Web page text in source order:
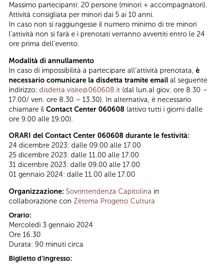
Massimo partecipanti: 20 persone (minori + accompagnatori).
Attività consigliata per minori dai 5 ai 10 anni.
In caso non si raggiungesse il numero minimo di tre minori
l’attività non si farà e i prenotati verranno avvertiti entro le 24
ore prima dell’evento.
Modalità di annullamento
In caso di impossibilità a partecipare all’attività prenotata, è
necessario comunicare la disdetta tramite email al seguente
indirizzo: disdetta.visite@060608.it (dal lun.al giov. ore 8.30 –
17.00/ ven. ore 8.30 – 13.30). In alternativa, è necessario
chiamare il Contact Center 060608 (attivo tutti i giorni dalle
ore 9.00 alle 19.00).
ORARI del Contact Center 060608 durante le festività:
24 dicembre 2023: dalle 09.00 alle 17.00
25 dicembre 2023: dalle 11.00 alle 17.00
31 dicembre 2023: dalle 09.00 alle 17.00
01 gennaio 2024: dalle 11.00 alle 17.00
Organizzazione: Sovrintendenza Capitolina in
collaborazione con Zètema Progetto Cultura
Orario:
Mercoledì 3 gennaio 2024
Ore 16.30
Durata: 90 minuti circa
Biglietto d'ingresso: